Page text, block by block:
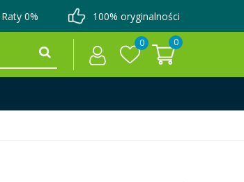
Raty 0% 100% oryginalności
0 0